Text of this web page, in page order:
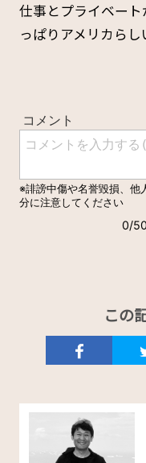
仕事とプライベー
っぱりアメリカら
この